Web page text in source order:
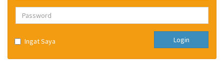
Ingat Saya Login